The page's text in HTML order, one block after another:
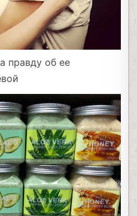
правду об ее